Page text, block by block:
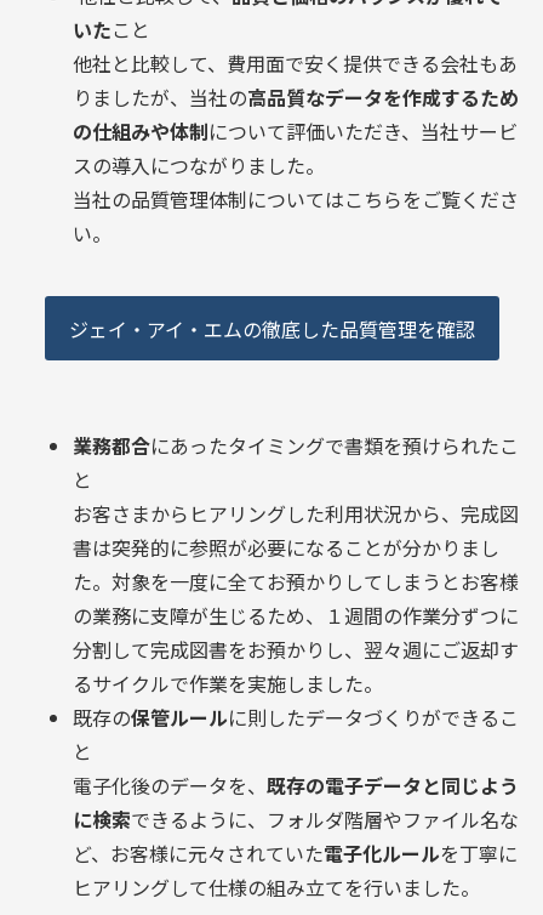
いたこと
他社と比較して、費用面で安く提供できる会社もあ
りましたが、当社の高品質なデータを作成するため
の仕組みや体制について評価いただき、当社サービ
スの導入につながりました。
当社の品質管理体制についてはこちらをご覧くださ
い。
ジェイ・アイ・エムの徹底した品質管理を確認
業務都合にあったタイミングで書類を預けられたこ
と
お客さまからヒアリングした利用状況から、完成図
書は突発的に参照が必要になることが分かりまし
た。対象を一度に全てお預かりしてしまうとお客様
の業務に支障が生じるため、１週間の作業分ずつに
分割して完成図書をお預かりし、翌々週にご返却す
るサイクルで作業を実施しました。
既存の保管ルールに則したデータづくりができるこ
と
電子化後のデータを、 既存の電子データと同じよう
に検索できるように、フォルダ階層やファイル名な
ど、お客様に元々されていた電子化ルールを丁寧に
ヒアリングして仕様の組み立てを行いました。